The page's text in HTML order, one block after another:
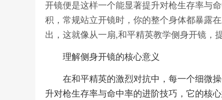
开镜便是这样一个能显著提升对枪生存率与
积，常规站立开镜时，你的整个身体都暴露
出，这就像从一扇,和平精英教学侧身开镜，
理解侧身开镜的核心意义
在和平精英的激烈对抗中，每一个细微
升对枪生存率与命中率的进阶技巧，它的核